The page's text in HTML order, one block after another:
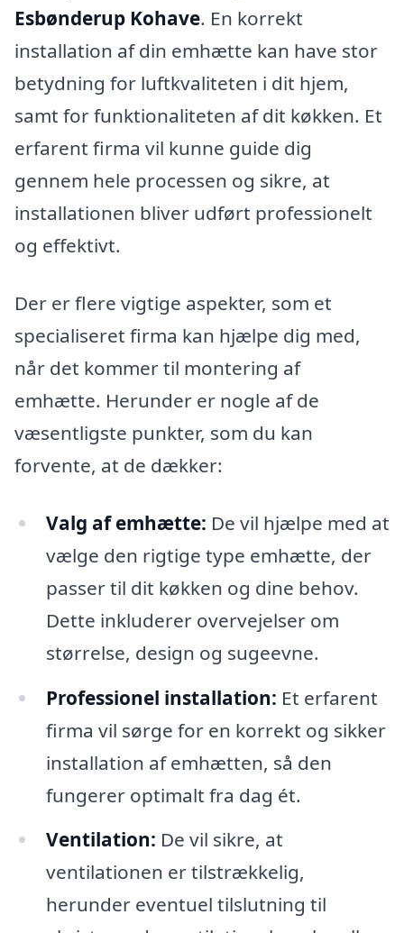
Esbønderup Kohave. En korrekt
installation af din emhætte kan have stor
betydning for luftkvaliteten i dit hjem,
samt for funktionaliteten af dit køkken. Et
erfarent firma vil kunne guide dig
gennem hele processen og sikre, at
installationen bliver udført professionelt
og effektivt.
Der er flere vigtige aspekter, som et
specialiseret firma kan hjælpe dig med,
når det kommer til montering af
emhætte. Herunder er nogle af de
væsentligste punkter, som du kan
forvente, at de dækker:
Valg af emhætte: De vil hjælpe med at
vælge den rigtige type emhætte, der
passer til dit køkken og dine behov.
Dette inkluderer overvejelser om
størrelse, design og sugeevne.
Professionel installation: Et erfarent
firma vil sørge for en korrekt og sikker
installation af emhætten, så den
fungerer optimalt fra dag ét.
Ventilation: De vil sikre, at
ventilationen er tilstrækkelig,
herunder eventuel tilslutning til